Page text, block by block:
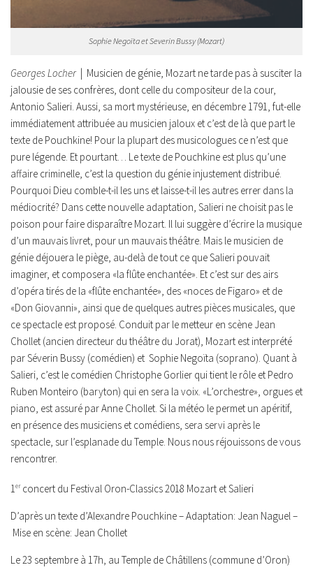
Sophie Negoïta et Severin Bussy (Mozart)
Georges Locher | Musicien de génie, Mozart ne tarde pas à susciter la
jalousie de ses confrères, dont celle du compositeur de la cour,
Antonio Salieri. Aussi, sa mort mystérieuse, en décembre 1791, fut-elle
immédiatement attribuée au musicien jaloux et c’est de là que part le
texte de Pouchkine! Pour la plupart des musicologues ce n’est que
pure légende. Et pourtant…
Le texte de Pouchkine est plus qu’une
affaire criminelle, c’est la question du génie injustement distribué.
Pourquoi Dieu comble-t-il les uns et laisse-t-il les autres errer dans la
médiocrité? Dans cette nouvelle adaptation, Salieri ne choisit pas le
poison pour faire disparaître Mozart. Il lui suggère d’écrire la musique
d’un mauvais livret, pour un mauvais théâtre. Mais le musicien de
génie déjouera le piège, au-delà de tout ce que Salieri pouvait
imaginer, et composera «la flûte enchantée». Et c’est sur des airs
d’opéra tirés de la «flûte enchantée», des «noces de Figaro» et de
«Don Giovanni», ainsi que de quelques autres pièces musicales, que
ce spectacle est proposé. Conduit par le metteur en scène Jean
Chollet (ancien directeur du théâtre du Jorat), Mozart est interprété
par Séverin Bussy (comédien) et Sophie Negoïta (soprano). Quant à
Salieri, c’est le comédien Christophe Gorlier qui tient le rôle et Pedro
Ruben Monteiro (baryton) qui en sera la voix. «L’orchestre», orgues et
piano, est assuré par Anne Chollet. Si la météo le permet un apéritif,
en présence des musiciens et comédiens, sera servi après le
spectacle, sur l’esplanade du Temple. Nous nous réjouissons de vous
rencontrer.
1 erconcert du Festival Oron-Classics 2018 Mozart et Salieri
D’après un texte d’Alexandre Pouchkine – Adaptation: Jean Naguel –
Mise en scène: Jean Chollet
Le 23 septembre à 17h, au Temple de Châtillens (commune d’Oron)